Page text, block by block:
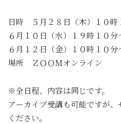
日時 ５月２８日（木）１０時
６月１０日（水）１９時１０分
６月１２日（金）１０時１０分
場所 ＺＯＯＭオンライン
※全日程、内容は同じです。
アーカイブ受講も可能ですが
ください。